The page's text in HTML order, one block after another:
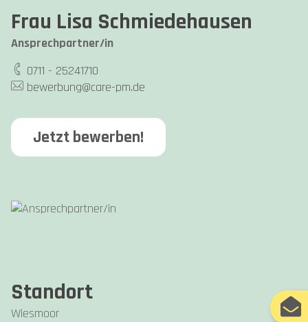
Frau Lisa Schmiedehausen
Ansprechpartner/in
0711 - 25241710
bewerbung@care-pm.de
Jetzt bewerben!
Standort
Wiesmoor